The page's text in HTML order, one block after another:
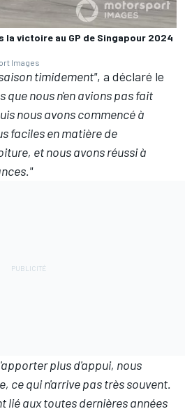
la victoire au GP de Singapour 2024
Images
timidement", a déclaré le
que nous n'en avions pas fait
nous avons commencé à
faciles en matière de
et nous avons réussi à
plus d'appui, nous
ce qui n'arrive pas très souvent.
lié aux toutes dernières années